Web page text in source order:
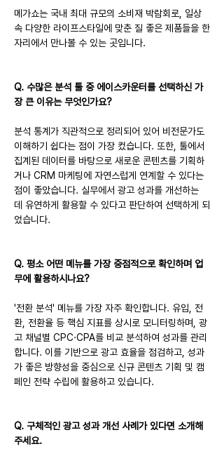
메가쇼는 국내 최대 규모의 소비재 박람회로, 일상
속 다양한 라이프스타일에 맞춘 질 좋은 제품들을 한
자리에서 만나볼 수 있는 곳입니다.
Q. 수많은 분석 툴 중 에이스카운터를 선택하신 가
장 큰 이유는 무엇인가요?
분석 통계가 직관적으로 정리되어 있어 비전문가도
이해하기 쉽다는 점이 가장 컸습니다. 또한, 툴에서
집계된 데이터를 바탕으로 새로운 콘텐츠를 기획하
거나 CRM 마케팅에 자연스럽게 연계할 수 있다는
점이 좋았습니다. 실무에서 광고 성과를 개선하는
데 유연하게 활용할 수 있다고 판단하여 선택하게 되
었습니다.
Q. 평소 어떤 메뉴를 가장 중점적으로 확인하며 업
무에 활용하시나요?
'전환 분석' 메뉴를 가장 자주 확인합니다. 유입, 전
환, 전환율 등 핵심 지표를 상시로 모니터링하며, 광
고 채널별 CPC·CPA를 비교 분석하여 성과를 관리
합니다. 이를 기반으로 광고 효율을 점검하고, 성과
가 좋은 방향성을 중심으로 신규 콘텐츠 기획 및 캠
페인 전략 수립에 활용하고 있습니다.
Q. 구체적인 광고 성과 개선 사례가 있다면 소개해
주세요.